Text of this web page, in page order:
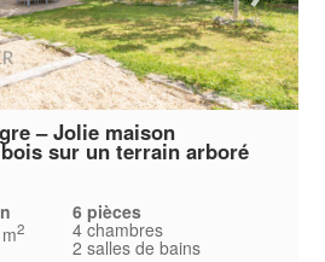
– Jolie maison
sur un terrain arboré
2
6 pièces
4 chambres
2 salles de bains